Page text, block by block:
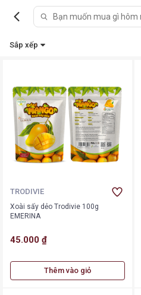
Sắp xếp
TRODIVIE
Xoài sấy dẻo Trodivie 100g
EMERINA
45.000 ₫
Thêm vào giỏ